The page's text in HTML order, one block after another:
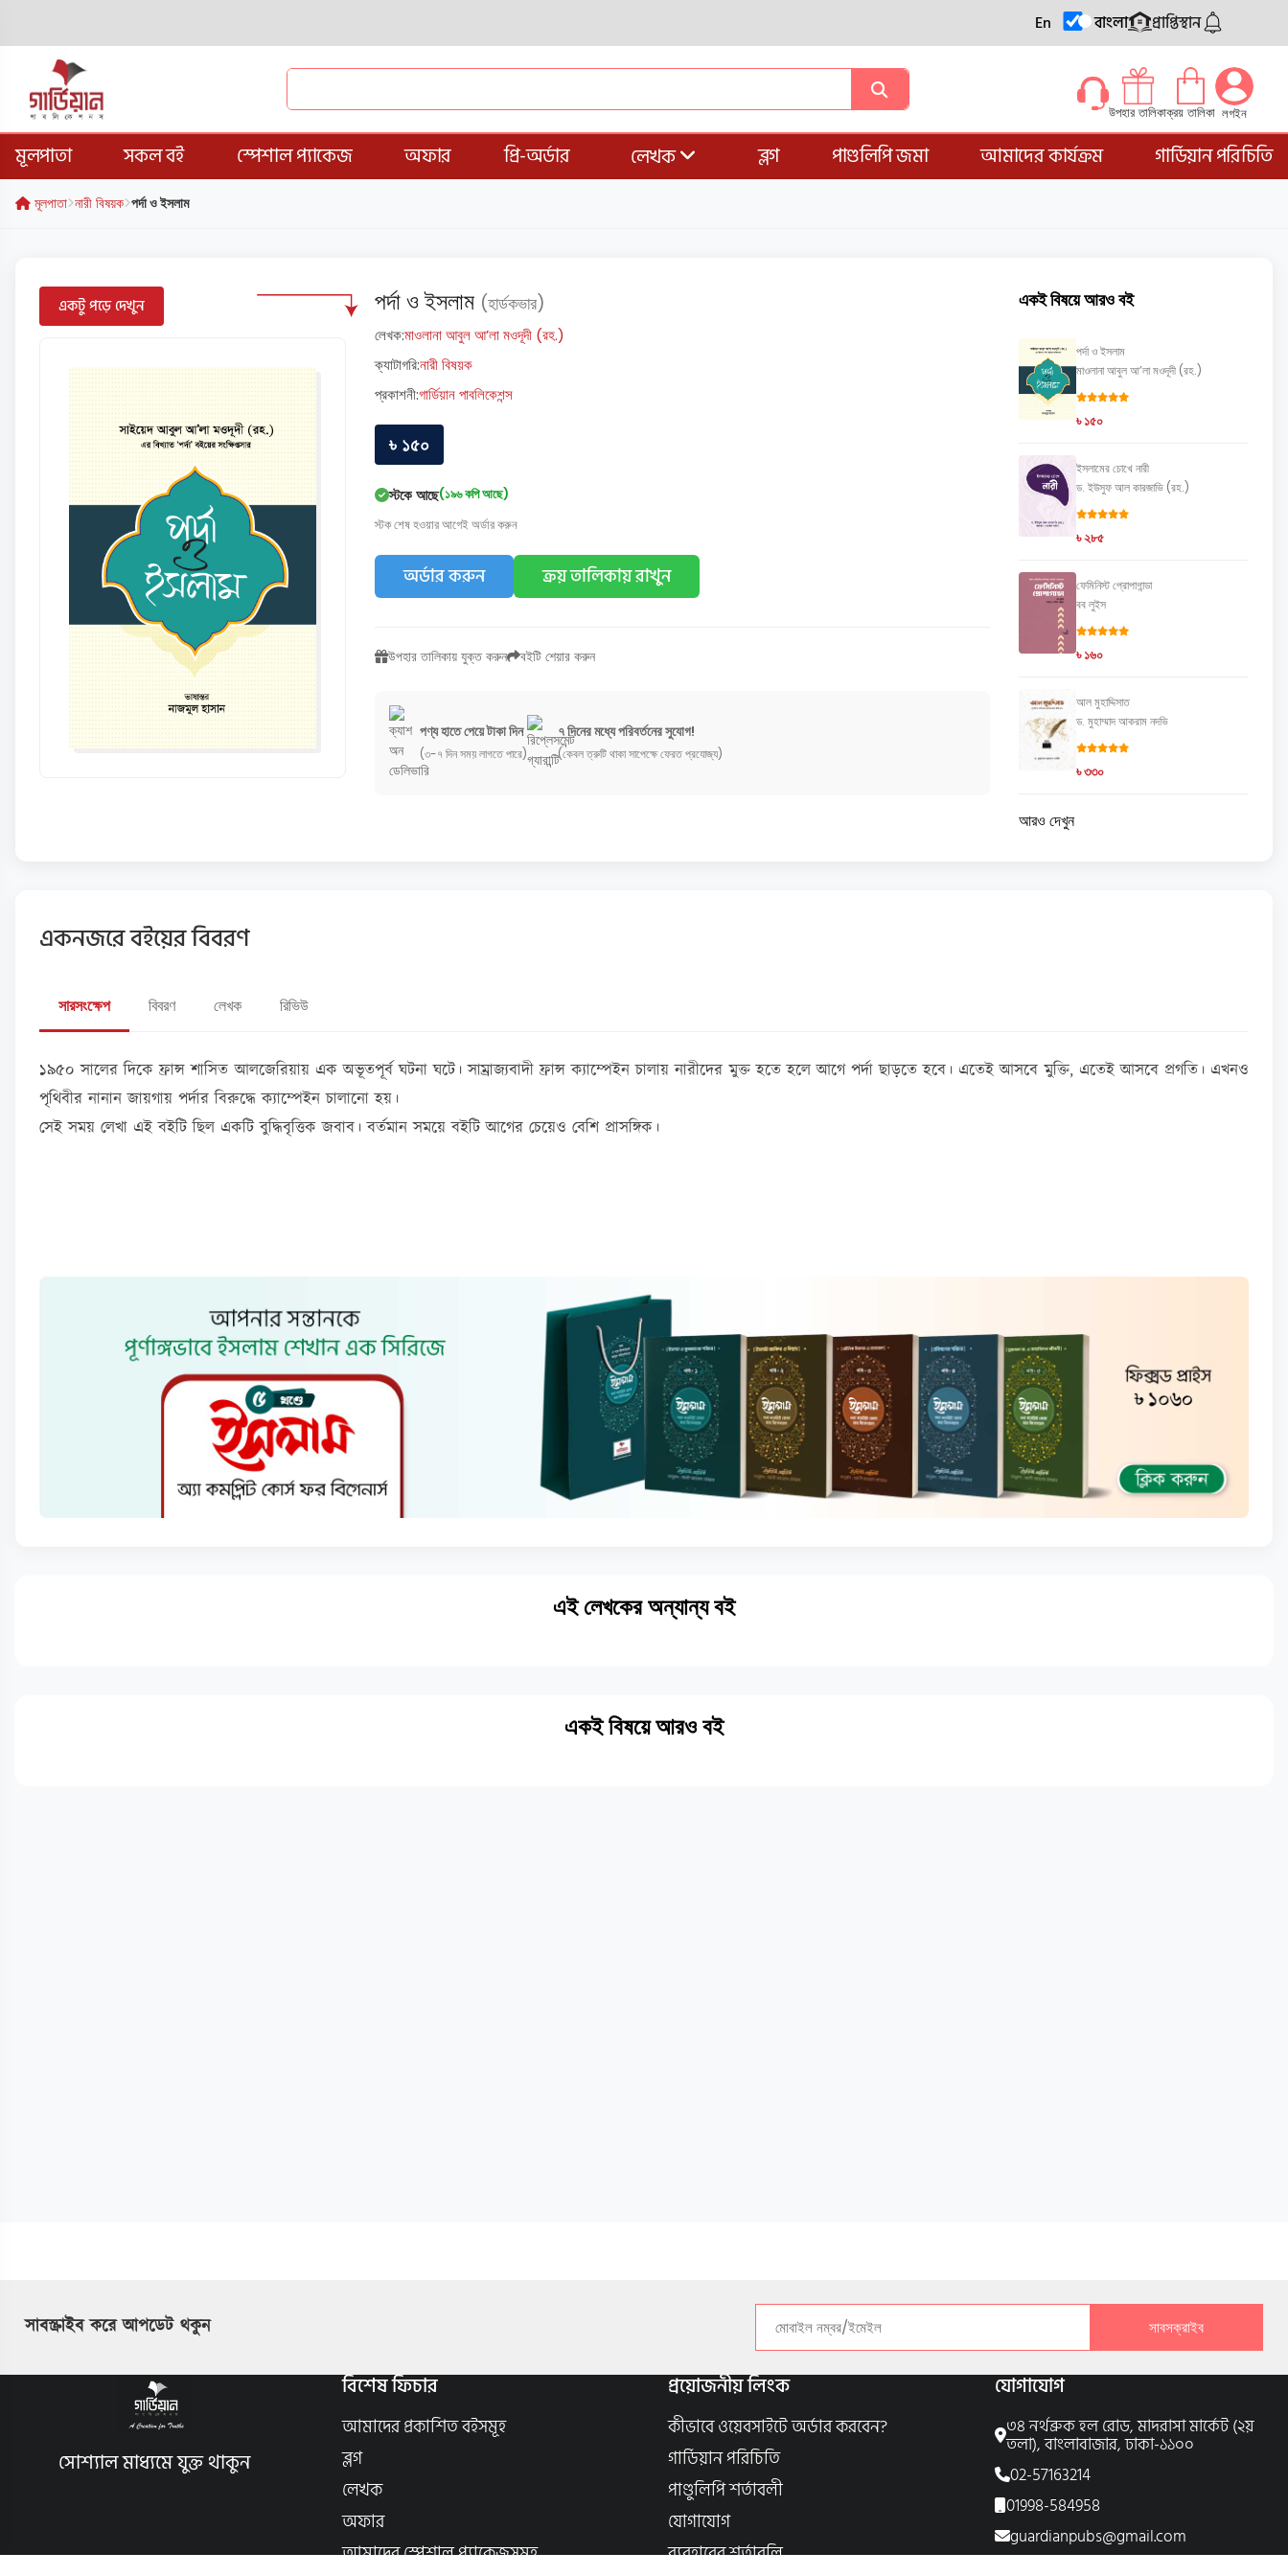
En বাংলা প্রাপ্তিস্থান
উপহার তালিকাক্রয় তালিকা লগইন
মূলপাতা সকল বই স্পেশাল প্যাকেজ অফার প্রি-অর্ডার লেখক ব্লগ পাণ্ডলিপি জমা আমাদের কার্যক্রম গার্ডিয়ান পরিচিতি
মূলপাতা নারী বিষয়ক পর্দা ও ইসলাম
একটু পড়ে দেখুন পর্দা ও ইসলাম (হার্ডকভার)
লেখক:মাওলানা আবুল আ’লা মওদূদী (রহ.)
ক্যাটাগরি:নারী বিষয়ক
প্রকাশনী:গার্ডিয়ান পাবলিকেশন্স
৳ ১৫০
স্টকে আছে(১৯৬ কপি আছে)
স্টক শেষ হওয়ার আগেই অর্ডার করুন
অর্ডার করুন ক্রয় তালিকায় রাখুন
উপহার তালিকায় যুক্ত করুন বইটি শেয়ার করুন
পণ্য হাতে পেয়ে টাকা দিন
(৩-৭ দিন সময় লাগতে পারে)
৭ দিনের মধ্যে পরিবর্তনের সুযোগ!
(কেবল ত্রুটি থাকা সাপেক্ষে ফেরত প্রযোজ্য)
একই বিষয়ে আরও বই
পর্দা ও ইসলাম
মাওলানা আবুল আ’লা মওদূদী (রহ.)
৳ ১৫০
ইসলামের চোখে নারী
ড. ইউসুফ আল কারজাভি (রহ.)
৳ ২৮৫
ফেমিনিস্ট প্রোপাগান্ডা
বব লুইস
৳ ১৬০
আল মুহাদ্দিসাত
ড. মুহাম্মাদ আকরাম নদভি
৳ ৩৩০
আরও দেখুন
একনজরে বইয়ের বিবরণ
সারসংক্ষেপ বিবরণ লেখক রিভিউ
১৯৫০ সালের দিকে ফ্রান্স শাসিত আলজেরিয়ায় এক অভূতপূর্ব ঘটনা ঘটে। সাম্রাজ্যবাদী ফ্রান্স ক্যাম্পেইন চালায় নারীদের মুক্ত হতে হলে আগে পর্দা ছাড়তে হবে। এতেই আসবে মুক্তি, এতেই আসবে প্রগতি। এখনও
পৃথিবীর নানান জায়গায় পর্দার বিরুদ্ধে ক্যাম্পেইন চালানো হয়।
সেই সময় লেখা এই বইটি ছিল একটি বুদ্ধিবৃত্তিক জবাব। বর্তমান সময়ে বইটি আগের চেয়েও বেশি প্রাসঙ্গিক।
এই লেখকের অন্যান্য বই
একই বিষয়ে আরও বই
সাবস্ক্রাইব করে আপডেট থকুন সাবসক্রাইব
সোশ্যাল মাধ্যমে যুক্ত থাকুন
বিশেষ ফিচার
আমাদের প্রকাশিত বইসমূহ
ব্লগ
লেখক
অফার
আমাদের স্পেশাল প্যাকেজসমূহ
প্রয়োজনীয় লিংক
কীভাবে ওয়েবসাইটে অর্ডার করবেন?
গার্ডিয়ান পরিচিতি
পাণ্ডুলিপি শর্তাবলী
যোগাযোগ
ব্যবহারের শর্তাবলি
যোগাযোগ
৩৪ নর্থব্রুক হল রোড, মাদরাসা মার্কেট (২য়
তলা), বাংলাবাজার, ঢাকা-১১০০
02-57163214
01998-584958
guardianpubs@gmail.com